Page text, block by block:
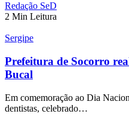
Redação SeD
2 Min Leitura
Sergipe
Prefeitura de Socorro
Bucal
Em comemoração ao Dia
dentistas, celebrado…